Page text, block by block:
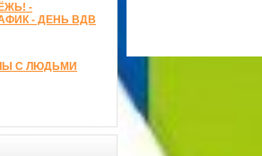
-
- ДЕНЬ ВДВ
С ЛЮДЬМИ